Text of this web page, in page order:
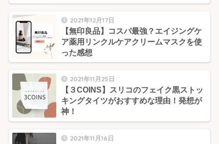
2021年12月17日
【無印良品】コスパ最強？エイジングケ
ア薬用リンクルケアクリームマスクを使
った感想
2021年11月25日
【３COINS】スリコのフェイク黒ストッ
キングタイツがおすすめな理由！発想が
神！
2021年11月16日